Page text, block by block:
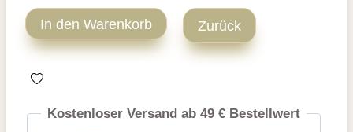
Tabby
Katze
Zeichnung
In den Warenkorb Zurück
Kostenloser Versand ab 49 € Bestellwert